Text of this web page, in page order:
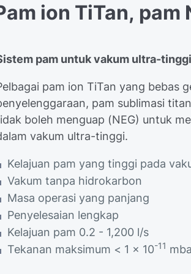
ion TiTan, pam
pam untuk vakum ultra-tinggi
pam ion TiTan yang bebas
pam sublimasi
boleh menguap (NEG) untuk
vakum ultra-tinggi.
Kelajuan pam yang tinggi pada
Vakum tanpa hidrokarbon
Masa operasi yang panjang
Penyelesaian lengkap
Kelajuan pam 0.2 - 1,200 l/s
Tekanan maksimum < 1 x 10-11